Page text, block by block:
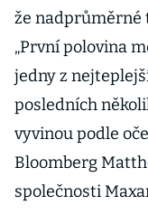
že nadprůměrné
„První polovina
jedny z
posledních
vyvinou podle
Bloomberg
společnosti